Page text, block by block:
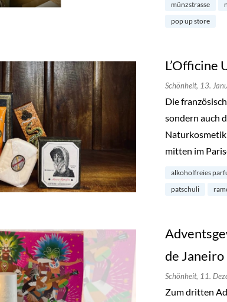
münzstrasse
pop up store
L’Officine
Schönheit, 13.
Die
sondern auch
mitten im
alkoholfreies
patschuli
de Janeiro
Schönheit, 11.
Zum dritten